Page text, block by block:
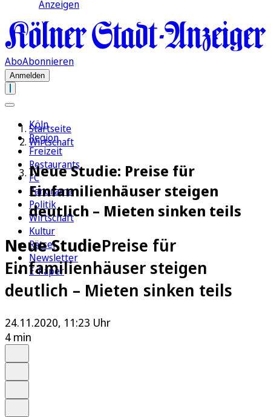
Anzeigen
AboAbonnieren
Anmelden
Köln
Region
Freizeit
Restaurants
FC
Panorama
Politik
Wirtschaft
Kultur
Rätsel
Newsletter
E-Paper
Startseite
Wirtschaft
Neue Studie: Preise für
Einfamilienhäuser steigen
deutlich – Mieten sinken teils
Neue StudiePreise für
Einfamilienhäuser steigen
deutlich – Mieten sinken teils
24.11.2020, 11:23 Uhr
4 min